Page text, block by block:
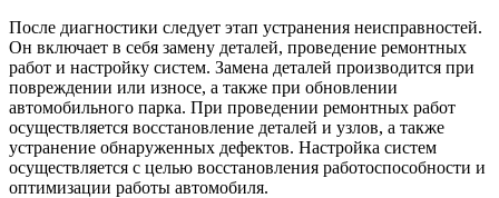
После диагностики следует этап устранения неисправностей.
Он включает в себя замену деталей, проведение ремонтных
работ и настройку систем. Замена деталей производится при
повреждении или износе, а также при обновлении
автомобильного парка. При проведении ремонтных работ
осуществляется восстановление деталей и узлов, а также
устранение обнаруженных дефектов. Настройка систем
осуществляется с целью восстановления работоспособности и
оптимизации работы автомобиля.